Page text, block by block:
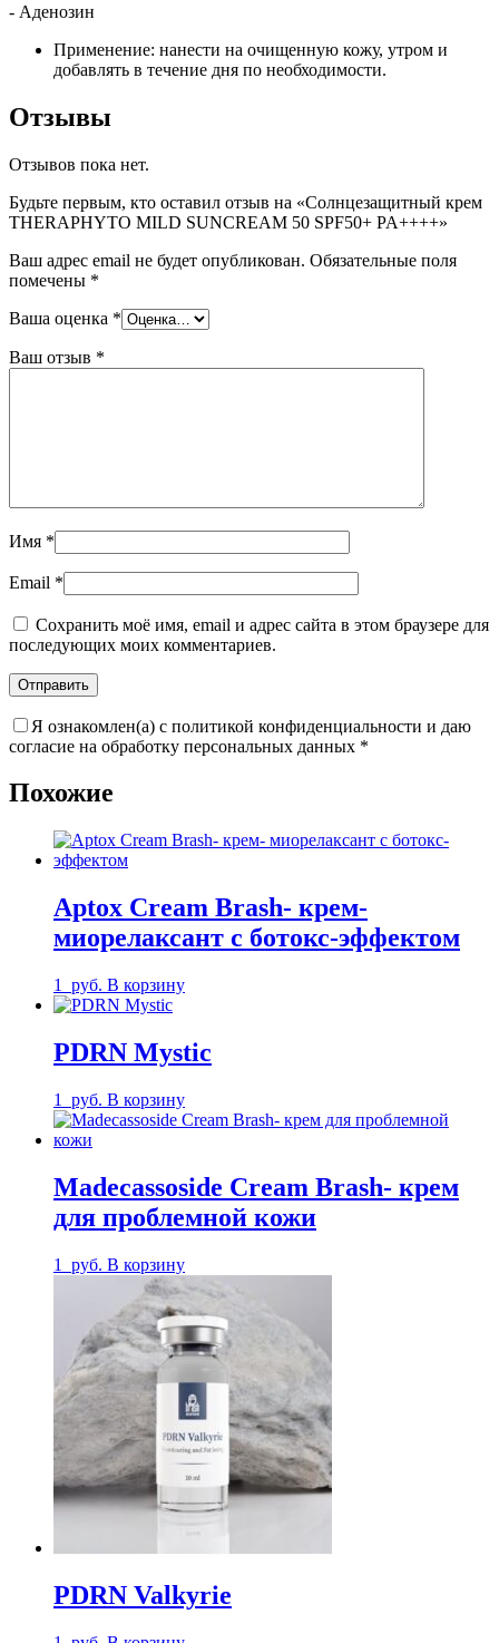
- Аденозин
Применение: нанести на очищенную кожу, утром и
добавлять в течение дня по необходимости.
Отзывы
Отзывов пока нет.
Будьте первым, кто оставил отзыв на «Солнцезащитный крем
THERAPHYTO MILD SUNCREAM 50 SPF50+ PA++++»
Ваш адрес email не будет опубликован. Обязательные поля
помечены *
Ваша оценка *
Ваш отзыв *
Имя *
Email *
Сохранить моё имя, email и адрес сайта в этом браузере для
последующих моих комментариев.
Я ознакомлен(а) с политикой конфиденциальности и даю
согласие на обработку персональных данных *
Похожие
Aptox Cream Brash- крем-
миорелаксант с ботокс-эффектом
1 руб. В корзину
PDRN Mystic
1 руб. В корзину
Madecassoside Cream Brash- крем
для проблемной кожи
1 руб. В корзину
PDRN Valkyrie